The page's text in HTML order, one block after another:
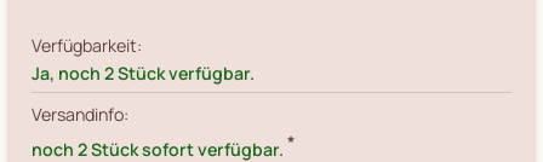
Verfügbarkeit:
Ja, noch 2 Stück verfügbar.
Versandinfo:
noch 2 Stück sofort verfügbar. *